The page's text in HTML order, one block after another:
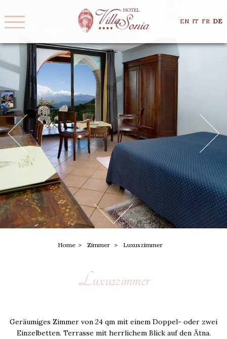
EN IT FR DE
Home Zimmer Luxuszimmer
Luxuszimmer
Geräumiges Zimmer von 24 qm mit einem Doppel- oder zwei
Einzelbetten. Terrasse mit herrlichem Blick auf den Ätna.